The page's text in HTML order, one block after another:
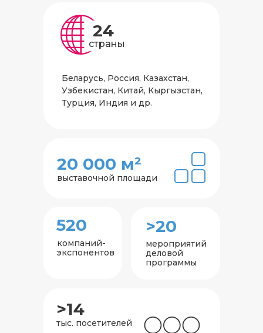
24
страны
Беларусь, Россия, Казахстан,
Узбекистан, Китай, Кыргызстан,
Турция, Индия и др.
выставочной площади
20 000 м²
тыс. посетителей
>14
мероприятий
деловой
программы
>20
компаний-
экспонентов
520